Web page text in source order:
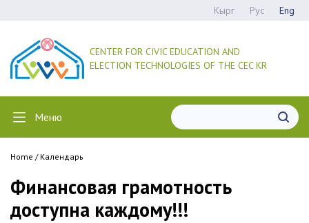
Кырг Рус Eng
CENTER FOR CIVIC EDUCATION AND
ELECTION TECHNOLOGIES OF THE CEC KR
Меню
Home / Календарь
Финансовая грамотность
доступна каждому!!!